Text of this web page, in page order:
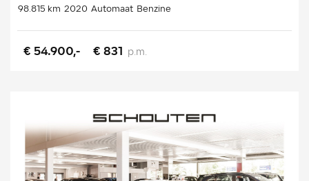
98.815 km 2020 Automaat Benzine
€ 54.900,- € 831 p.m.